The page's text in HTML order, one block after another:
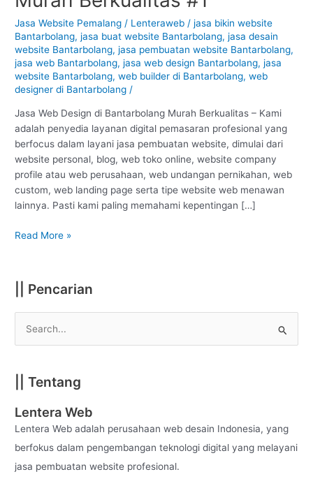
Jasa Website Pemalang / Lenteraweb /jasa bikin website
Bantarbolang,jasa buat website Bantarbolang,jasa desain
website Bantarbolang,jasa pembuatan website Bantarbolang,
jasa web Bantarbolang,jasa web design Bantarbolang,jasa
website Bantarbolang,web builder di Bantarbolang,web
designer di Bantarbolang /
Jasa Web Design di Bantarbolang Murah Berkualitas – Kami
adalah penyedia layanan digital pemasaran profesional yang
berfocus dalam layani jasa pembuatan website, dimulai dari
website personal, blog, web toko online, website company
profile atau web perusahaan, web undangan pernikahan, web
custom, web landing page serta tipe website web menawan
lainnya. Pasti kami paling memahami kepentingan […]
Bantarbolang
–
Pemalang
:
Murah
Berkualitas
Read More »
|| Pencarian
r
c
h
f
o
|| Tentang
Lentera Web
Lentera Web adalah perusahaan web desain Indonesia, yang
berfokus dalam pengembangan teknologi digital yang melayani
jasa pembuatan website profesional.